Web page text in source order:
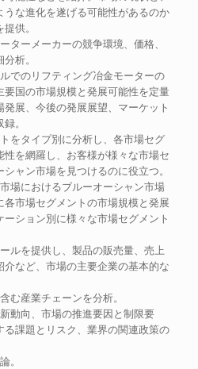
な進化を遂げる可能性があるのか
供。
ターメーカーの競争環境、価格、
析。
でのリフティング冶金モーターの
国の市場規模と発展可能性を定量
展、今後の発展展望、マーケット
。
をタイプ別に分析し、各市場セグ
を網羅し、お客様が様々な市場セ
ャン市場を見つけるのに役立つ。
場におけるブルーオーシャン市場
市場セグメントの市場規模と発展
ション別に様々な市場セグメント
ルを提供し、製品の販売量、売上
など、市場の主要企業の基本的な
む産業チェーンを分析。
動向、市場の推進要因と制限要
課題とリスク、業界の関連政策の
。